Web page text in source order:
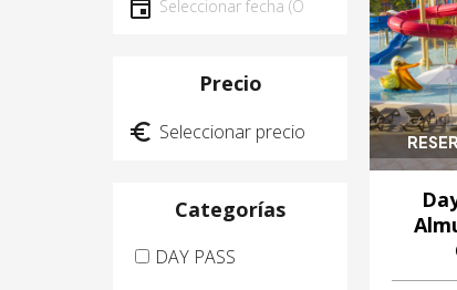
Seleccionar fecha
Precio
Categorías
DAY PASS